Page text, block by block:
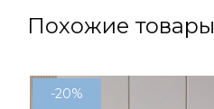
Похожие товары
-20%